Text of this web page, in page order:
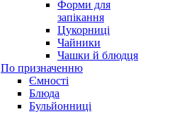
Форми для
запікання
Цукорниці
Чайники
Чашки й блюдця
По призначенню
Ємності
Блюда
Бульйонниці